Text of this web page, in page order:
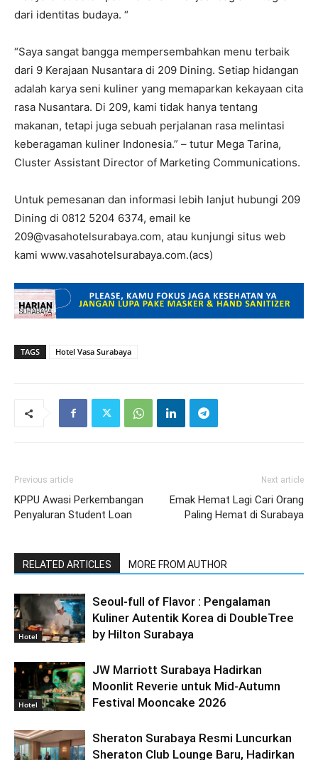
dari identitas budaya. “
“Saya sangat bangga mempersembahkan menu terbaik
dari 9 Kerajaan Nusantara di 209 Dining. Setiap hidangan
adalah karya seni kuliner yang memaparkan kekayaan cita
rasa Nusantara. Di 209, kami tidak hanya tentang
makanan, tetapi juga sebuah perjalanan rasa melintasi
keberagaman kuliner Indonesia.” – tutur Mega Tarina,
Cluster Assistant Director of Marketing Communications.
Untuk pemesanan dan informasi lebih lanjut hubungi 209
Dining di 0812 5204 6374, email ke
209@vasahotelsurabaya.com, atau kunjungi situs web
kami www.vasahotelsurabaya.com.(acs)
TAGS Hotel Vasa Surabaya
Previous article
KPPU Awasi Perkembangan
Penyaluran Student Loan
Next article
Emak Hemat Lagi Cari Orang
Paling Hemat di Surabaya
RELATED ARTICLES MORE FROM AUTHOR
Hotel
Seoul-full of Flavor : Pengalaman
Kuliner Autentik Korea di DoubleTree
by Hilton Surabaya
Hotel
JW Marriott Surabaya Hadirkan
Moonlit Reverie untuk Mid-Autumn
Festival Mooncake 2026
Sheraton Surabaya Resmi Luncurkan
Sheraton Club Lounge Baru, Hadirkan